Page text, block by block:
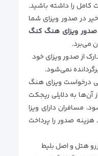
کامل را داشته باشید.
در صدور ویزای شما
صدور ویزای هنگ کنگ
می‌برد.
از صدور ویزای خود
نمی‌شود.
درخواست ویزای هنگ
آن‌ها به دلایلی ریجکت
مسافران دارای ویزا
هزینه صدور را پرداخت
هتل و اصل بلیط